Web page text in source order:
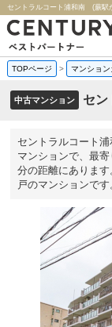
TOPページ > マンショ
中古マンション セ
セントラルコート
マンションで、最
分の距離にありま
戸のマンションです